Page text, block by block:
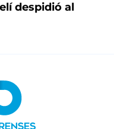
despidió al